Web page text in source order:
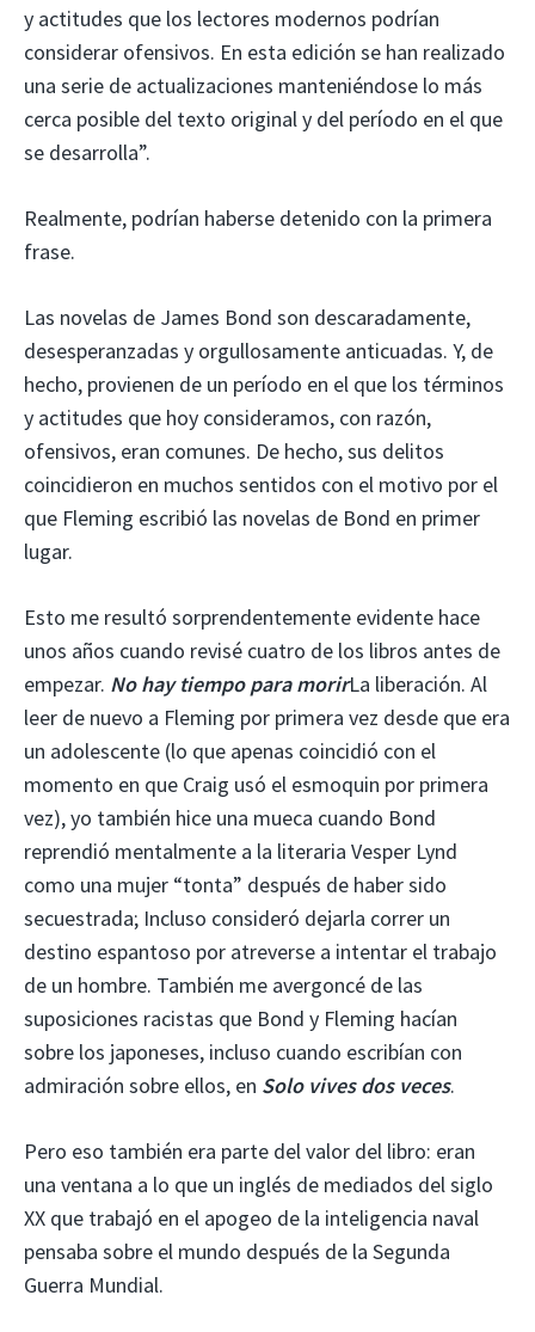
y actitudes que los lectores modernos podrían
considerar ofensivos. En esta edición se han realizado
una serie de actualizaciones manteniéndose lo más
cerca posible del texto original y del período en el que
se desarrolla”.
Realmente, podrían haberse detenido con la primera
frase.
Las novelas de James Bond son descaradamente,
desesperanzadas y orgullosamente anticuadas. Y, de
hecho, provienen de un período en el que los términos
y actitudes que hoy consideramos, con razón,
ofensivos, eran comunes. De hecho, sus delitos
coincidieron en muchos sentidos con el motivo por el
que Fleming escribió las novelas de Bond en primer
lugar.
Esto me resultó sorprendentemente evidente hace
unos años cuando revisé cuatro de los libros antes de
empezar. No hay tiempo para morirLa liberación. Al
leer de nuevo a Fleming por primera vez desde que era
un adolescente (lo que apenas coincidió con el
momento en que Craig usó el esmoquin por primera
vez), yo también hice una mueca cuando Bond
reprendió mentalmente a la literaria Vesper Lynd
como una mujer “tonta” después de haber sido
secuestrada; Incluso consideró dejarla correr un
destino espantoso por atreverse a intentar el trabajo
de un hombre. También me avergoncé de las
suposiciones racistas que Bond y Fleming hacían
sobre los japoneses, incluso cuando escribían con
admiración sobre ellos, en Solo vives dos veces.
Pero eso también era parte del valor del libro: eran
una ventana a lo que un inglés de mediados del siglo
XX que trabajó en el apogeo de la inteligencia naval
pensaba sobre el mundo después de la Segunda
Guerra Mundial.